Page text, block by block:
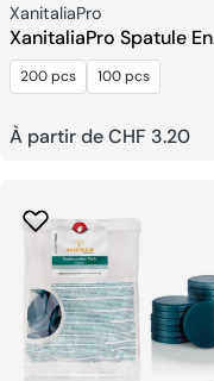
Fournisseur:
XanitaliaPro
XanitaliaPro Spatule En
Bois Pour l’épilation
200 pcs 100 pcs
Prix
À partir de CHF 3.20